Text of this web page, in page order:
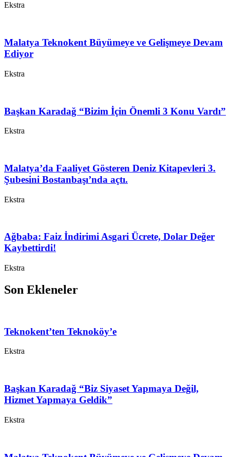
Ekstra
Malatya Teknokent Büyümeye ve Gelişmeye Devam
Ediyor
Ekstra
Başkan Karadağ “Bizim İçin Önemli 3 Konu Vardı”
Ekstra
Malatya’da Faaliyet Gösteren Deniz Kitapevleri 3.
Şubesini Bostanbaşı’nda açtı.
Ekstra
Ağbaba: Faiz İndirimi Asgari Ücrete, Dolar Değer
Kaybettirdi!
Ekstra
Son Ekleneler
Teknokent’ten Teknoköy’e
Ekstra
Başkan Karadağ “Biz Siyaset Yapmaya Değil,
Hizmet Yapmaya Geldik”
Ekstra